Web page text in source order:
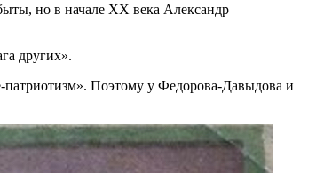
но в начале XX века Александр
других».
патриотизм». Поэтому у Федорова-Давыдова и